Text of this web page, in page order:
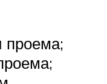
проема;